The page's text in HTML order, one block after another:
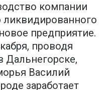
компании
предприятие.
проводя
Дальнегорске,
Василий
заработает